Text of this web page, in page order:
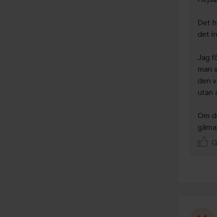
Det
det
Jag
man
den
utan
Om